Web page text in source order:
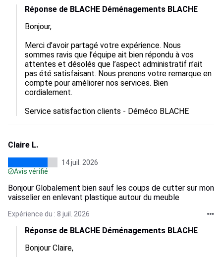
Réponse de BLACHE Déménagements BLACHE
Bonjour,
Merci d’avoir partagé votre expérience. Nous
sommes ravis que l’équipe ait bien répondu à vos
attentes et désolés que l’aspect administratif n’ait
pas été satisfaisant. Nous prenons votre remarque en
compte pour améliorer nos services. Bien
cordialement.
Service satisfaction clients - Déméco BLACHE
Claire L.
14 juil. 2026
Avis vérifié
Bonjour Globalement bien sauf les coups de cutter sur mon
vaisselier en enlevant plastique autour du meuble
Expérience du : 8 juil. 2026
Réponse de BLACHE Déménagements BLACHE
Bonjour Claire,